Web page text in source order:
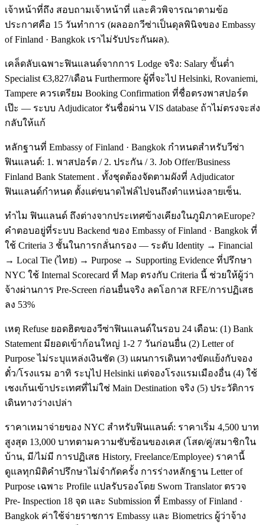
เจ้าหน้าที่ถึง สอบถามเจ้าหน้าที่ และคิวพิจารณาตามข้อ
ประกาศคือ 15 วันทำการ (ผลออกวีซ่าเป็นดุลพินิจของ Embassy
of Finland · Bangkok เราไม่รับประกันผล).
เคล็ดลับเฉพาะฟินแลนด์จากการ Lodge จริง: Salary ขั้นต่ำ
Specialist €3,827/เดือน Furthermore ผู้ที่จะไป Helsinki, Rovaniemi,
Tampere ควรเตรียม Booking Confirmation ที่ชื่อตรงพาสปอร์ต
เป๊ะ — ระบบ Adjudicator รันชื่อผ่าน VIS database ถ้าไม่ตรงจะส่ง
กลับให้แก้
หลักฐานที่ Embassy of Finland · Bangkok กำหนดสำหรับวีซ่า
ฟินแลนด์: 1. พาสปอร์ต / 2. ประกัน / 3. Job Offer/Business
Finland Bank Statement . ทั้งชุดต้องจัดตามผังที่ Adjudicator
ฟินแลนด์กำหนด ตั้งแต่ขนาดไฟล์ไปจนถึงตำแหน่งลายเซ็น.
ทำไม ฟินแลนด์ ถึงต่างจากประเทศข้างเคียงในภูมิภาคEurope?
คำตอบอยู่ที่ระบบ Backend ของ Embassy of Finland · Bangkok ที่
ใช้ Criteria 3 ชั้นในการกลั่นกรอง — ระดับ Identity → Financial
→ Local Tie (ไทย) → Purpose → Supporting Evidence ที่ปรึกษา
NYC ใช้ Internal Scorecard ที่ Map ตรงกับ Criteria นี้ ช่วยให้ผู้ว่า
จ้างผ่านการ Pre-Screen ก่อนยื่นจริง ลดโอกาส RFE/การปฏิเสธ
ลง 53%
เหตุ Refuse ยอดฮิตของวีซ่าฟินแลนด์ในรอบ 24 เดือน: (1) Bank
Statement มียอดเข้าก้อนใหญ่ 1-2 7 วันก่อนยื่น (2) Letter of
Purpose ไม่ระบุแหล่งเงินชัด (3) แผนการเดินทางขัดแย้งกับจอง
ตั๋ว/โรงแรม อาทิ ระบุไป Helsinki แต่จองโรงแรมเมืองอื่น (4) ใช้
เชงเก้นเข้าประเทศที่ไม่ใช่ Main Destination จริง (5) ประวัติการ
เดินทางว่างเปล่า
ราคาเหมาจ่ายของ NYC สำหรับฟินแลนด์: ราคาเริ่ม 4,500 บาท
สูงสุด 13,000 บาทตามความซับซ้อนของเคส (โสด/คู่/สมาชิกใน
บ้าน, มี/ไม่มี การปฏิเสธ History, Freelance/Employee) ราคานี้
ดูแลทุกมิติคำปรึกษาไม่จำกัดครั้ง การร่างหลักฐาน Letter of
Purpose เฉพาะ Profile แปลรับรองโดย Sworn Translator ตรวจ
Pre- Inspection 18 จุด และ Submission ที่ Embassy of Finland ·
Bangkok ค่าใช้จ่ายราชการ Embassy และ Biometrics ผู้ว่าจ้าง